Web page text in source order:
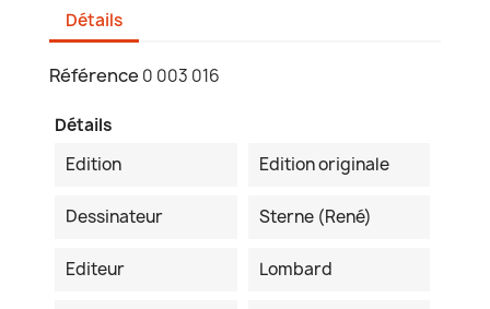
Détails
Référence 0 003 016
Détails
Edition
Edition originale
Dessinateur Sterne (René)
Editeur Lombard